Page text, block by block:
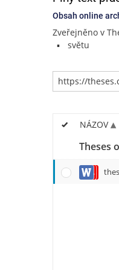
Obsah online
Zveřejněno v
světu
NÁZOV
Theses